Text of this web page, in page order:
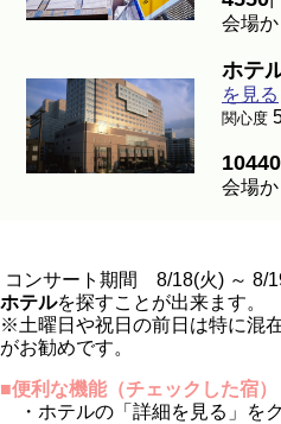
会場
ホテ
を見る
関心度
10440
会場
コンサート期間 8/18(火) ～ 8/
ホテルを探すことが出来ます。
※土曜日や祝日の前日は特に混
がお勧めです。
■便利な機能（チェックした宿）
・ホテルの「詳細を見る」を